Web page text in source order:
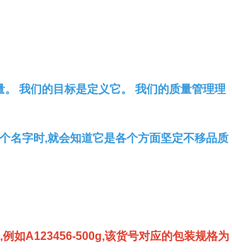
我们的目标是定义它。 我们的质量管理理
名字时,就会知道它是各个方面坚定不移品质
如A123456-500g,该货号对应的包装规格为